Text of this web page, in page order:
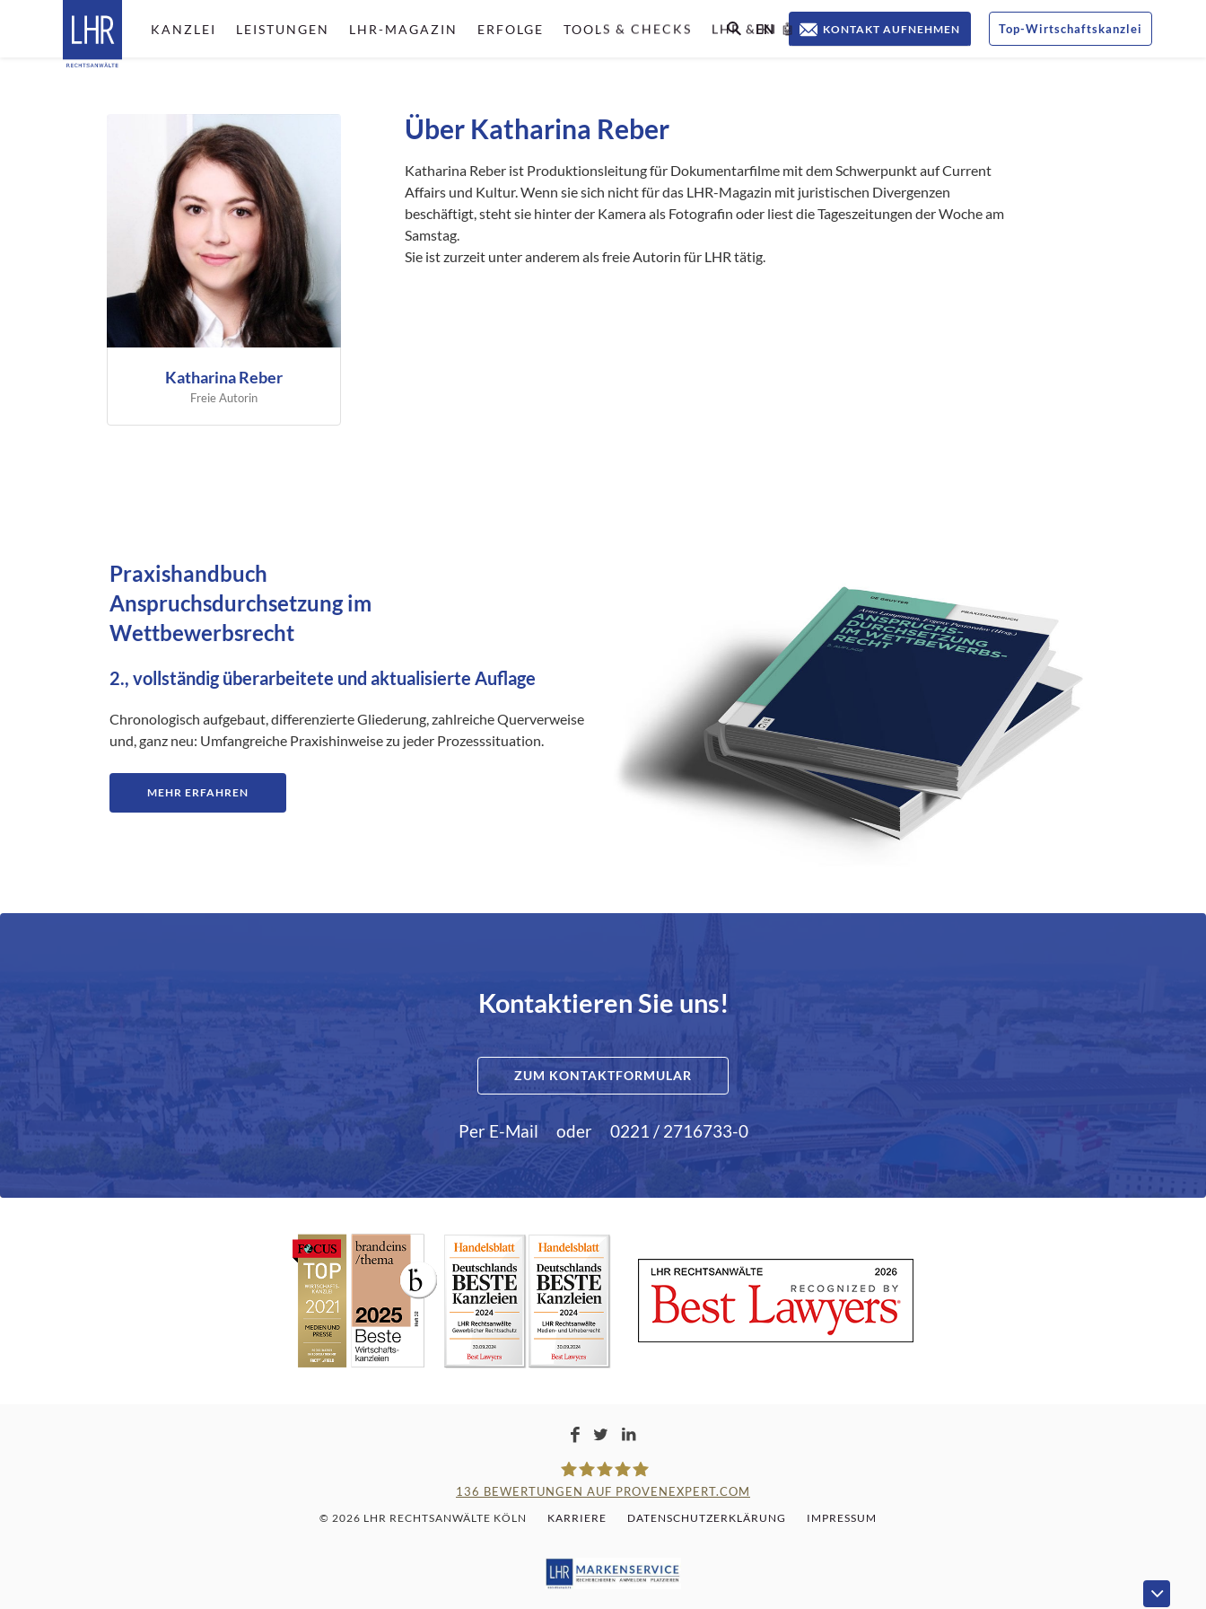
Top-Wirtschaftskanzlei
KONTAKT AUFNEHMEN
KANZLEI LEISTUNGEN LHR-MAGAZIN ERFOLGE TOOLS & CHECKS LHR & KI 🤖
EN
Katharina Reber
Freie Autorin
Über Katharina Reber
Katharina Reber ist Produktionsleitung für Dokumentarfilme mit dem Schwerpunkt auf Current
Affairs und Kultur. Wenn sie sich nicht für das LHR-Magazin mit juristischen Divergenzen
beschäftigt, steht sie hinter der Kamera als Fotografin oder liest die Tageszeitungen der Woche am
Samstag.
Sie ist zurzeit unter anderem als freie Autorin für LHR tätig.
Praxishandbuch
Anspruchsdurchsetzung im
Wettbewerbsrecht
2., vollständig überarbeitete und aktualisierte Auflage
Chronologisch aufgebaut, differenzierte Gliederung, zahlreiche Querverweise
und, ganz neu: Umfangreiche Praxishinweise zu jeder Prozesssituation.
MEHR ERFAHREN
Kontaktieren Sie uns!
ZUM KONTAKTFORMULAR
Per E-Mail oder 0221 / 2716733-0
LAMPMANN, HABERKAMM & ROSENBAUM
136 BEWERTUNGEN AUF PROVENEXPERT.COM
© 2026 LHR RECHTSANWÄLTE KÖLN KARRIERE DATENSCHUTZERKLÄRUNG IMPRESSUM